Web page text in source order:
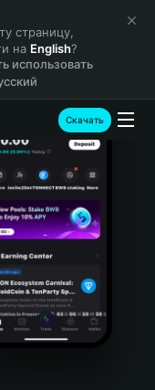
страницу,
на English?
использовать
Скачать